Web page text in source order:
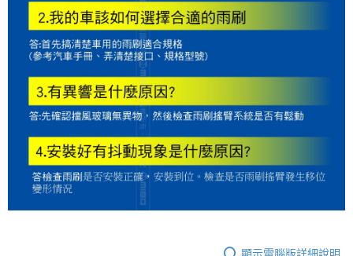
顯示電腦版詳細說明